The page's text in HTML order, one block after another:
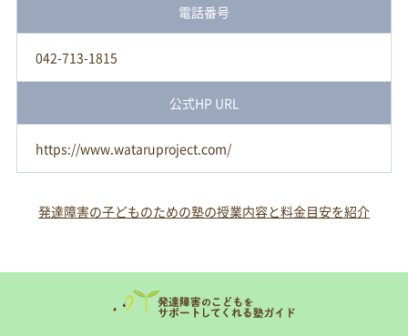
電話番号
042-713-1815
公式HP URL
https://www.wataruproject.com/
発達障害の子どものための塾の授業内容と料金目安を紹介